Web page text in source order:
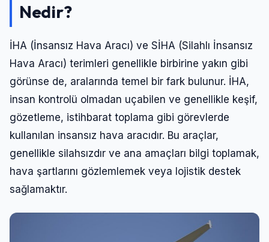
Nedir?
İHA (İnsansız Hava Aracı) ve SİHA (Silahlı İnsansız
Hava Aracı) terimleri genellikle birbirine yakın gibi
görünse de, aralarında temel bir fark bulunur. İHA,
insan kontrolü olmadan uçabilen ve genellikle keşif,
gözetleme, istihbarat toplama gibi görevlerde
kullanılan insansız hava aracıdır. Bu araçlar,
genellikle silahsızdır ve ana amaçları bilgi toplamak,
hava şartlarını gözlemlemek veya lojistik destek
sağlamaktır.